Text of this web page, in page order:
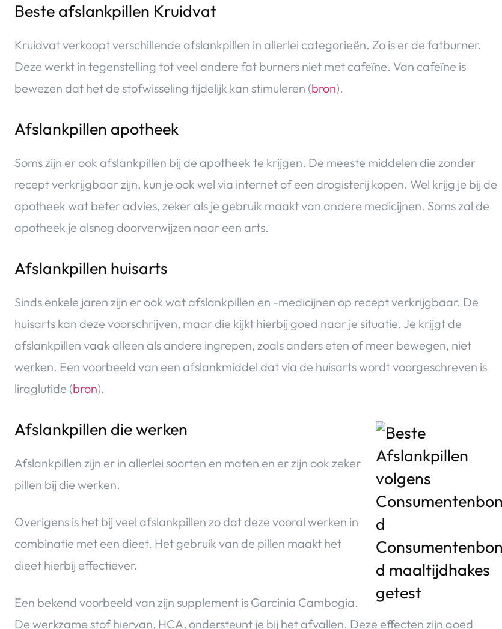
Beste afslankpillen Kruidvat
Kruidvat verkoopt verschillende afslankpillen in allerlei categorieën. Zo is er de fatburner.
Deze werkt in tegenstelling tot veel andere fat burners niet met cafeïne. Van cafeïne is
bewezen dat het de stofwisseling tijdelijk kan stimuleren (bron).
Afslankpillen apotheek
Soms zijn er ook afslankpillen bij de apotheek te krijgen. De meeste middelen die zonder
recept verkrijgbaar zijn, kun je ook wel via internet of een drogisterij kopen. Wel krijg je bij de
apotheek wat beter advies, zeker als je gebruik maakt van andere medicijnen. Soms zal de
apotheek je alsnog doorverwijzen naar een arts.
Afslankpillen huisarts
Sinds enkele jaren zijn er ook wat afslankpillen en -medicijnen op recept verkrijgbaar. De
huisarts kan deze voorschrijven, maar die kijkt hierbij goed naar je situatie. Je krijgt de
afslankpillen vaak alleen als andere ingrepen, zoals anders eten of meer bewegen, niet
werken. Een voorbeeld van een afslankmiddel dat via de huisarts wordt voorgeschreven is
liraglutide (bron).
Afslankpillen die werken
Afslankpillen zijn er in allerlei soorten en maten en er zijn ook zeker
pillen bij die werken.
Overigens is het bij veel afslankpillen zo dat deze vooral werken in
combinatie met een dieet. Het gebruik van de pillen maakt het
dieet hierbij effectiever.
Een bekend voorbeeld van zijn supplement is Garcinia Cambogia.
De werkzame stof hiervan, HCA, ondersteunt je bij het afvallen. Deze effecten zijn goed